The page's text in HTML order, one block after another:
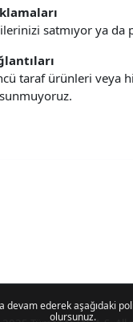
devam ederek aşağıdaki
olursunuz.
satmıyor ya da
taraf ürünleri veya